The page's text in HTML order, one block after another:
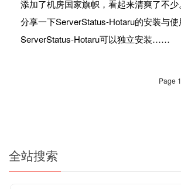
添加了机房国家旗帜，看起来清爽了不
分享一下ServerStatus-Hotaru的安装与使
ServerStatus-Hotaru可以独立安装……
Page
全站搜索